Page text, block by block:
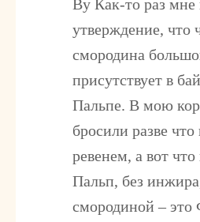
ByКак-то раз мне
утверждение, что
смородина
присутствует в
Пальпе. В мою
бросили разве
ревенем, а вот
Пальп, без
смородиной – это